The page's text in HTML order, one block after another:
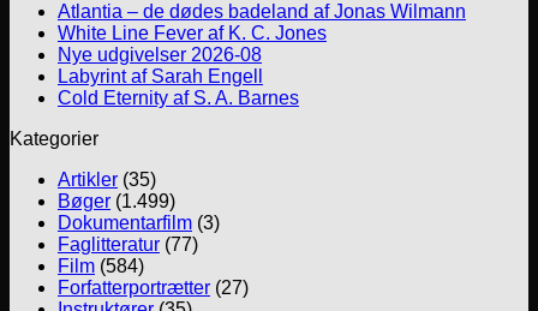
Atlantia – de dødes badeland af Jonas Wilmann
White Line Fever af K. C. Jones
Nye udgivelser 2026-08
Labyrint af Sarah Engell
Cold Eternity af S. A. Barnes
Kategorier
Artikler (35)
Bøger (1.499)
Dokumentarfilm (3)
Faglitteratur (77)
Film (584)
Forfatterportrætter (27)